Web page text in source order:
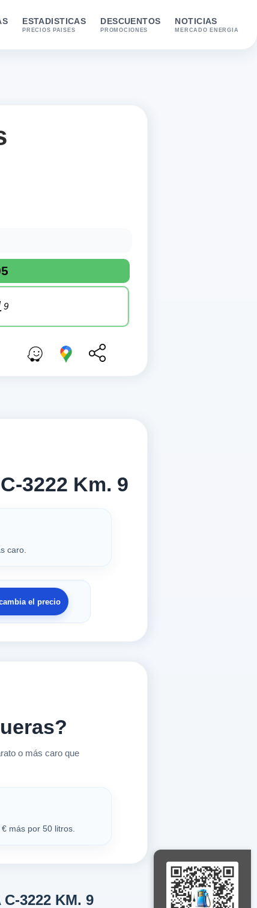
ESTADISTICAS
PRECIOS PAISES
DESCUENTOS
PROMOCIONES
NOTICIAS
MERCADO ENERGIA
A y E5 95. Última actualización registrada: 03/08/2026.
9
3222 Km. 9
caro.
el precio
o más caro que
más por 50 litros.
3222 KM. 9